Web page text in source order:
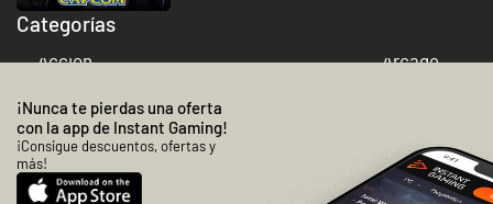
Categorías
Acción Arcade
¡Nunca te pierdas una oferta
con la app de Instant Gaming!
¡Consigue descuentos, ofertas y
más!